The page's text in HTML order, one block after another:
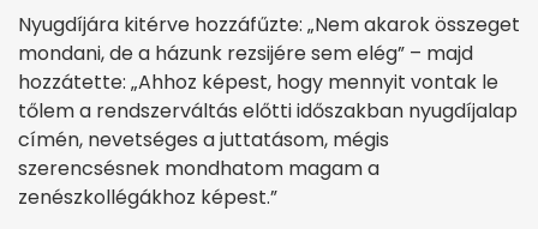
Nyugdíjára kitérve hozzáfűzte: „Nem akarok összeget
mondani, de a házunk rezsijére sem elég” – majd
hozzátette: „Ahhoz képest, hogy mennyit vontak le
tőlem a rendszerváltás előtti időszakban nyugdíjalap
címén, nevetséges a juttatásom, mégis
szerencsésnek mondhatom magam a
zenészkollégákhoz képest.”